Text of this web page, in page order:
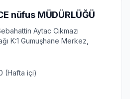
nüfus MÜDÜRLÜĞÜ
Aytac Cıkmazı
K:1 Gumuşhane Merkez,
(Hafta içi)